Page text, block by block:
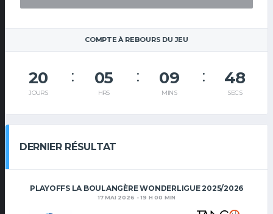
COMPTE À REBOURS DU JEU
20
JOURS
05
HRS
09
MINS
48
SECS
DERNIER RÉSULTAT
PLAYOFFS LA BOULANGÈRE WONDERLIGUE 2025/2026
17 MAI 2026 - 19 H 00 MIN